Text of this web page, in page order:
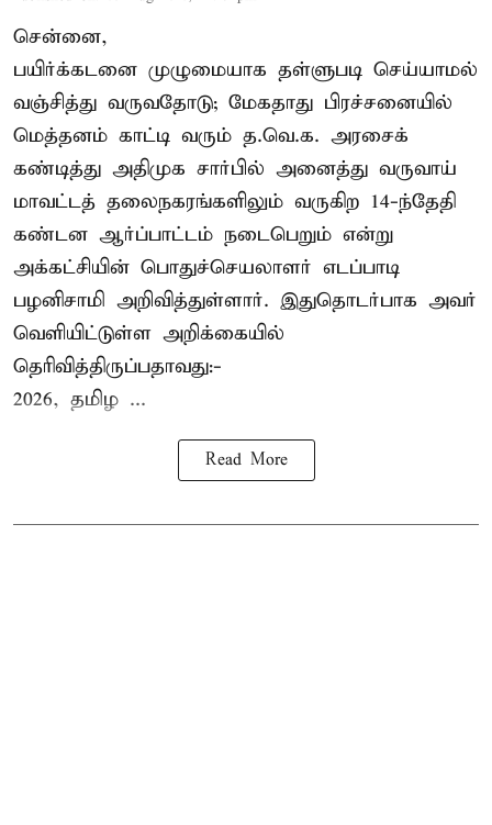
சென்னை,
பயிர்க்கடனை முழுமையாக தள்ளுபடி செய்யாமல்
வஞ்சித்து வருவதோடு; மேகதாது பிரச்சனையில்
மெத்தனம் காட்டி வரும் த.வெ.க. அரசைக்
கண்டித்து அதிமுக சார்பில் அனைத்து வருவாய்
மாவட்டத் தலைநகரங்களிலும் வருகிற 14-ந்தேதி
கண்டன ஆர்ப்பாட்டம் நடைபெறும் என்று
அக்கட்சியின் பொதுச்செயலாளர் எடப்பாடி
பழனிசாமி அறிவித்துள்ளார். இதுதொடர்பாக அவர்
வெளியிட்டுள்ள அறிக்கையில்
தெரிவித்திருப்பதாவது:-
2026, தமிழ ...
Read More